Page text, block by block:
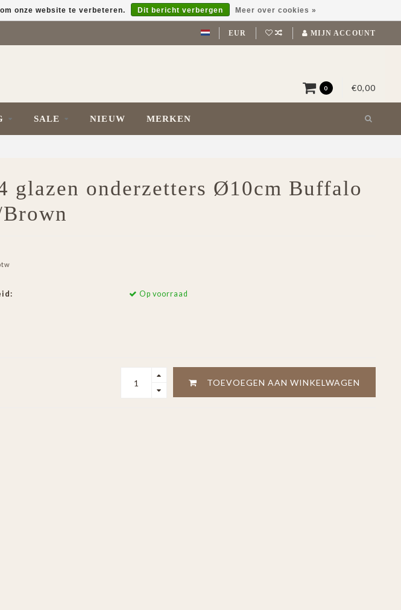
EUR MIJN ACCOUNT
0 €0,00
SALE NIEUW MERKEN
glazen onderzetters Ø10cm Buffalo
Op voorraad
TOEVOEGEN AAN WINKELWAGEN
onze website te verbeteren. Dit bericht verbergen Meer over cookies »